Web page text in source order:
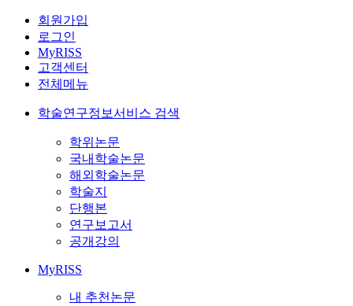
회원가입
로그인
MyRISS
고객센터
전체메뉴
학술연구정보서비스 검색
학위논문
국내학술논문
해외학술논문
학술지
단행본
연구보고서
공개강의
MyRISS
내 추천논문